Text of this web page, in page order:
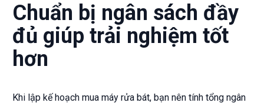
Chuẩn bị ngân sách đầy
đủ giúp trải nghiệm tốt
hơn
Khi lập kế hoạch mua máy rửa bát, bạn nên tính tổng ngân